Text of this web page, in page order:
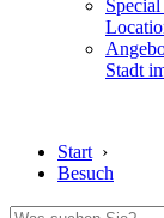
Stadt
Start ›
Besuch